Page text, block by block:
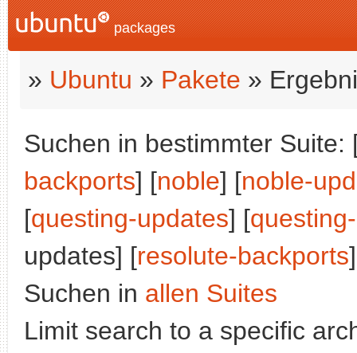
packages
» Ubuntu » Pakete »
Suchen in bestimmter Suite:
backports] [noble] [noble-
[questing-updates] [
updates] [resolute-backports
Suchen in allen Suites
Limit search to a specific